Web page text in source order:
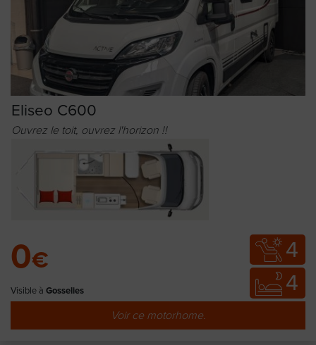
Eliseo C600
Ouvrez le toit, ouvrez l'horizon !!
0€
Visible à Gosselies
4
4
Voir ce motorhome.